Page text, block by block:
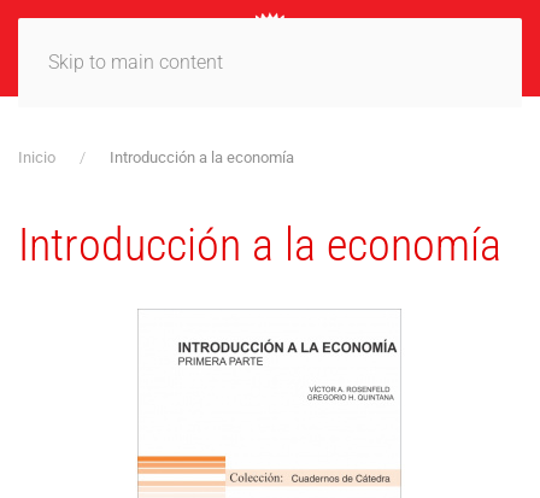
Skip to main content
Inicio Introducción a la economía
Introducción a la economía